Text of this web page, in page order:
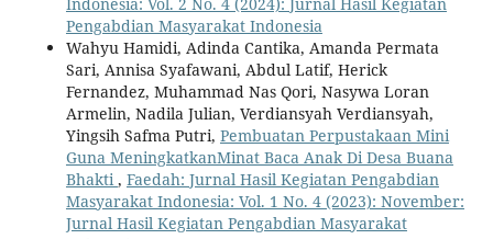
Pengabdian Masyarakat Indonesia
Wahyu Hamidi, Adinda Cantika, Amanda Permata
Sari, Annisa Syafawani, Abdul Latif, Herick
Fernandez, Muhammad Nas Qori, Nasywa Loran
Armelin, Nadila Julian, Verdiansyah Verdiansyah,
Yingsih Safma Putri, Pembuatan Perpustakaan Mini
Guna MeningkatkanMinat Baca Anak Di Desa Buana
Bhakti, Faedah: Jurnal Hasil Kegiatan Pengabdian
Masyarakat Indonesia: Vol. 1 No. 4 (2023): November:
Jurnal Hasil Kegiatan Pengabdian Masyarakat